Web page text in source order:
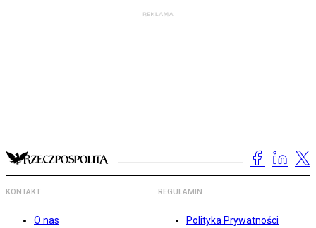
KONTAKT
O nas
REGULAMIN
Polityka Prywatności